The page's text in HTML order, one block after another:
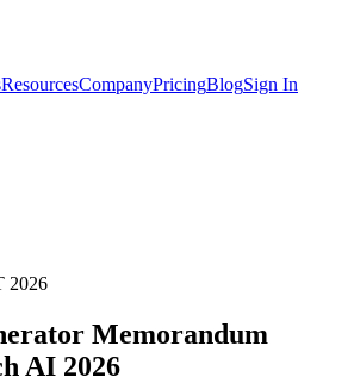
ResourcesCompanyPricingBlogSign In
2026
Memorandum
AI 2026